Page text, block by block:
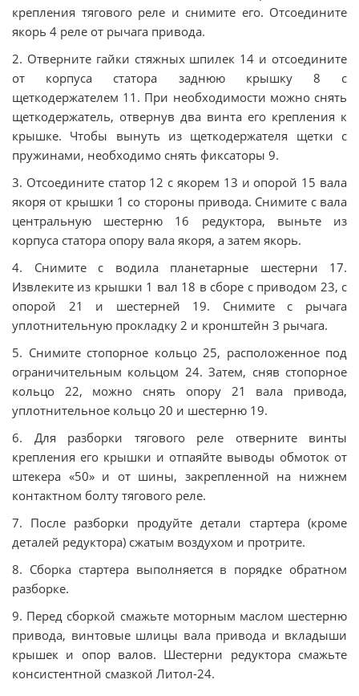
крепления тягового реле и снимите его. Отсоедините
якорь 4 реле от рычага привода.
2. Отверните гайки стяжных шпилек 14 и отсоедините
от корпуса статора заднюю крышку 8 с
щеткодержателем 11. При необходимости можно снять
щеткодержатель, отвернув два винта его крепления к
крышке. Чтобы вынуть из щеткодержателя щетки с
пружинами, необходимо снять фиксаторы 9.
3. Отсоедините статор 12 с якорем 13 и опорой 15 вала
якоря от крышки 1 со стороны привода. Снимите с вала
центральную шестерню 16 редуктора, выньте из
корпуса статора опору вала якоря, а затем якорь.
4. Снимите с водила планетарные шестерни 17.
Извлеките из крышки 1 вал 18 в сборе с приводом 23, с
опорой 21 и шестерней 19. Снимите с рычага
уплотнительную прокладку 2 и кронштейн 3 рычага.
5. Снимите стопорное кольцо 25, расположенное под
ограничительным кольцом 24. Затем, сняв стопорное
кольцо 22, можно снять опору 21 вала привода,
уплотнительное кольцо 20 и шестерню 19.
6. Для разборки тягового реле отверните винты
крепления его крышки и отпаяйте выводы обмоток от
штекера «50» и от шины, закрепленной на нижнем
контактном болту тягового реле.
7. После разборки продуйте детали стартера (кроме
деталей редуктора) сжатым воздухом и протрите.
8. Сборка стартера выполняется в порядке обратном
разборке.
9. Перед сборкой смажьте моторным маслом шестерню
привода, винтовые шлицы вала привода и вкладыши
крышек и опор валов. Шестерни редуктора смажьте
консистентной смазкой Литол-24.